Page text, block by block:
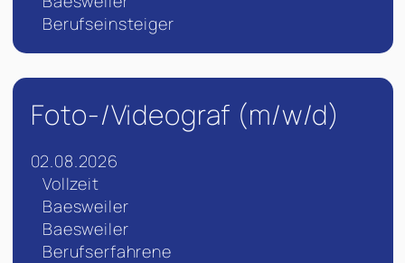
Berufseinsteiger
Foto-/Videograf (m/w/d)
02.08.2026
Vollzeit
Baesweiler
Baesweiler
Berufserfahrene